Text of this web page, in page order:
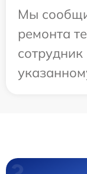
Мы
ремонта
сотрудник